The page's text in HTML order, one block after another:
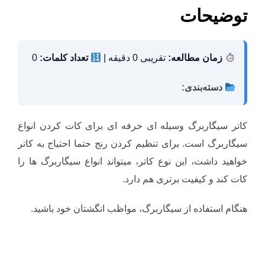
p
m
توضیحات
زمان مطالعه: تقریبی 0 دقیقه | تعداد کلمات: 0
دسته‌بندی:
کاتر سیگاربرگ وسیله ای حرفه ای برای کات کردن انواع
سیگاربرگ است. برای تنظیم کردن رنج حتما احتیاج به کاتر
خواهید داشت، این نوع کاتر، میتواند انواع سیگاربرگ ها را
کات کند و کیفیت برتری هم دارد.
هنگام استفاده از سیگاربرگ، مواظب انگشتان خود باشید.